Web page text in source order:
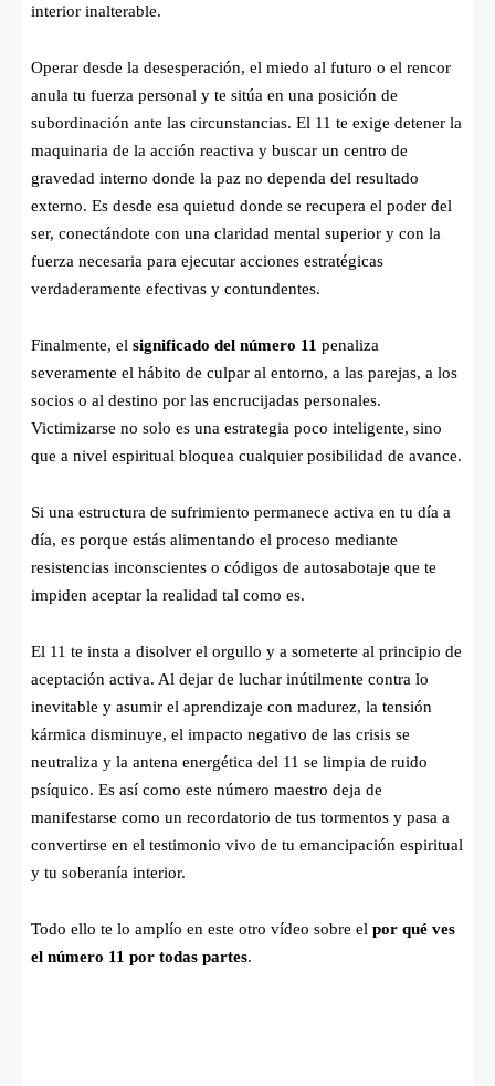
interior inalterable.
Operar desde la desesperación, el miedo al futuro o el rencor
anula tu fuerza personal y te sitúa en una posición de
subordinación ante las circunstancias. El 11 te exige detener la
maquinaria de la acción reactiva y buscar un centro de
gravedad interno donde la paz no dependa del resultado
externo. Es desde esa quietud donde se recupera el poder del
ser, conectándote con una claridad mental superior y con la
fuerza necesaria para ejecutar acciones estratégicas
verdaderamente efectivas y contundentes.
Finalmente, el significado del número 11 penaliza
severamente el hábito de culpar al entorno, a las parejas, a los
socios o al destino por las encrucijadas personales.
Victimizarse no solo es una estrategia poco inteligente, sino
que a nivel espiritual bloquea cualquier posibilidad de avance.
Si una estructura de sufrimiento permanece activa en tu día a
día, es porque estás alimentando el proceso mediante
resistencias inconscientes o códigos de autosabotaje que te
impiden aceptar la realidad tal como es.
El 11 te insta a disolver el orgullo y a someterte al principio de
aceptación activa. Al dejar de luchar inútilmente contra lo
inevitable y asumir el aprendizaje con madurez, la tensión
kármica disminuye, el impacto negativo de las crisis se
neutraliza y la antena energética del 11 se limpia de ruido
psíquico. Es así como este número maestro deja de
manifestarse como un recordatorio de tus tormentos y pasa a
convertirse en el testimonio vivo de tu emancipación espiritual
y tu soberanía interior.
Todo ello te lo amplío en este otro vídeo sobre el por qué ves
el número 11 por todas partes.